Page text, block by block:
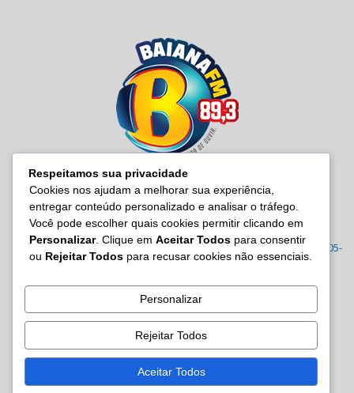
Radio Baiana FM 89,3 Rua Joana Angélica, 395 – Malembá, CEP: 43805-
570 Tel.: (71) 3605-7814/7815/3122-0022
Contato:site@baianafm.com.br
SIGA-NOS
Respeitamos sua privacidade
Cookies nos ajudam a melhorar sua experiência,
entregar conteúdo personalizado e analisar o tráfego.
Você pode escolher quais cookies permitir clicando em
Personalizar. Clique em Aceitar Todos para consentir
ou Rejeitar Todos para recusar cookies não essenciais.
Personalizar
Rejeitar Todos
Aceitar Todos